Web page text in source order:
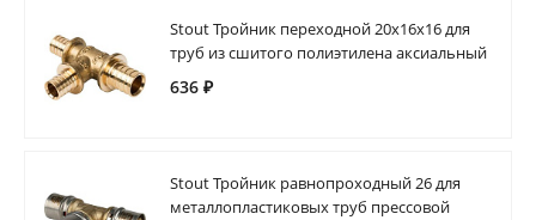
Stout Тройник переходной 20x16x16 для
труб из сшитого полиэтилена аксиальный
636 ₽
Stout Тройник равнопроходный 26 для
металлопластиковых труб прессовой